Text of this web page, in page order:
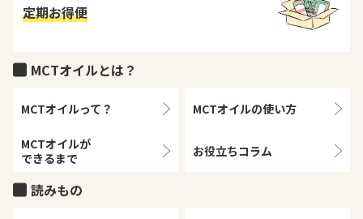
定期お得便
MCTオイルとは？
MCTオイルって？ MCTオイルの使い方
MCTオイルが
できるまで
お役立ちコラム
読みもの